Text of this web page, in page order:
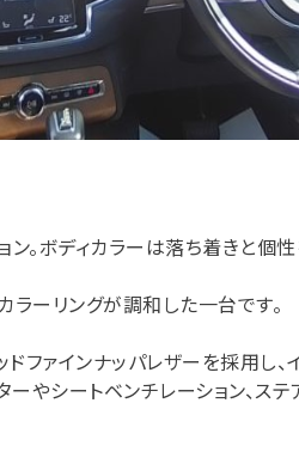
。ボディカラーは落ち着きと個
ラーリングが調和した一台です。
ファインナッパレザーを採用し、
やシートベンチレーション、ス